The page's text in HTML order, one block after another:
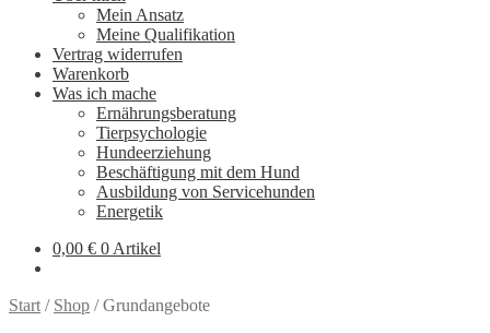
Mein Ansatz
Meine Qualifikation
Vertrag widerrufen
Warenkorb
Was ich mache
Ernährungsberatung
Tierpsychologie
Hundeerziehung
Beschäftigung mit dem Hund
Ausbildung von Servicehunden
Energetik
0,00 € 0 Artikel
Start / Shop /Grundangebote